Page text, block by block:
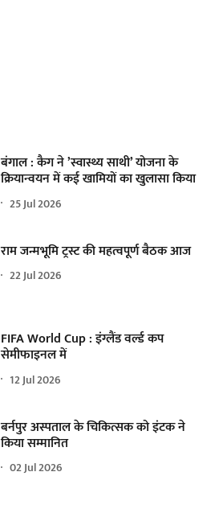
बंगाल : कैग ने ’स्वास्थ्य साथी’ योजना के
क्रियान्वयन में कई खामियों का खुलासा किया
25 Jul 2026
राम जन्मभूमि ट्रस्ट की महत्वपूर्ण बैठक आज
22 Jul 2026
FIFA World Cup : इंग्लैंड वर्ल्ड कप
सेमीफाइनल में
12 Jul 2026
बर्नपुर अस्पताल के चिकित्सक को इंटक ने
किया सम्मानित
02 Jul 2026